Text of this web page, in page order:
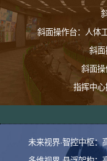
斜面操作台：人体
斜面
斜面操
指挥中
未来视界·智控中枢：